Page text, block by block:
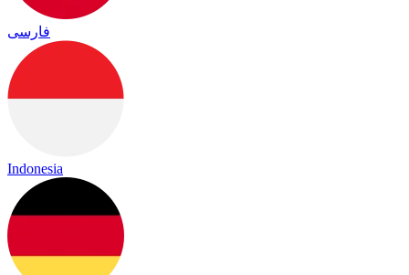
فارسی
Indonesia